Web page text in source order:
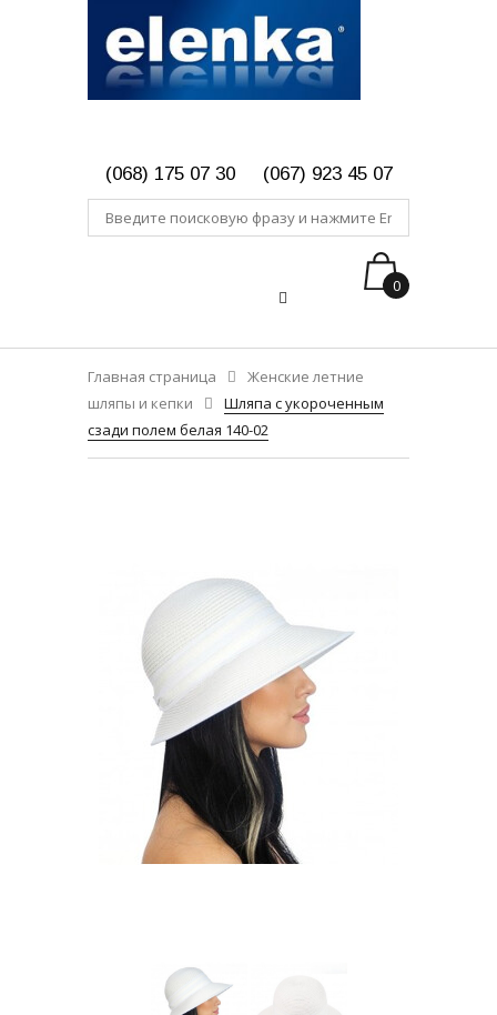
(068) 175 07 30 (067) 923 45 07
0
Главная страница
Женские летние
шляпы и кепки
Шляпа с укороченным
сзади полем белая 140-02